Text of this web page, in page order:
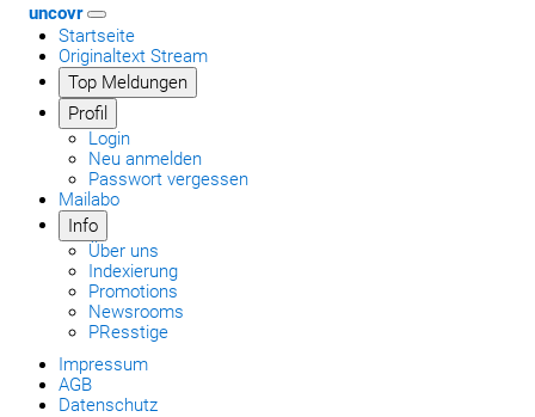
uncovr
Startseite
Originaltext Stream
Top Meldungen
Profil
Login
Neu anmelden
Passwort vergessen
Mailabo
Info
Über uns
Indexierung
Promotions
Newsrooms
PResstige
Impressum
AGB
Datenschutz